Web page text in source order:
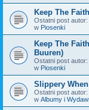
Keep The
Ostatni post autor:
w Piosenki
Keep The
Buuren)
Ostatni post autor:
w Piosenki
Slippery
Ostatni post autor:
w Albumy i